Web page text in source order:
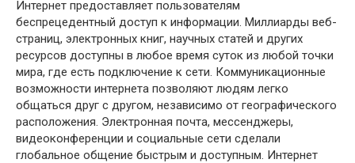
Интернет предоставляет пользователям
беспрецедентный доступ к информации. Миллиарды веб-
страниц, электронных книг, научных статей и других
ресурсов доступны в любое время суток из любой точки
мира, где есть подключение к сети. Коммуникационные
возможности интернета позволяют людям легко
общаться друг с другом, независимо от географического
расположения. Электронная почта, мессенджеры,
видеоконференции и социальные сети сделали
глобальное общение быстрым и доступным. Интернет